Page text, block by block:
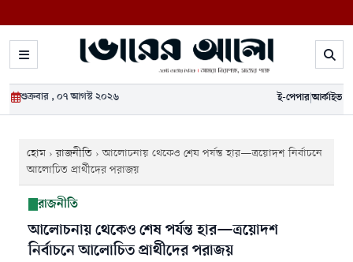
শুক্রবার , ০৭ আগস্ট ২০২৬ ই-পেপার|আর্কাইভ
হোম ›রাজনীতি ›আলোচনায় থেকেও শেষ পর্যন্ত হার—ত্রয়োদশ নির্বাচনে
আলোচিত প্রার্থীদের পরাজয়
রাজনীতি
আলোচনায় থেকেও শেষ পর্যন্ত হার—ত্রয়োদশ
নির্বাচনে আলোচিত প্রার্থীদের পরাজয়